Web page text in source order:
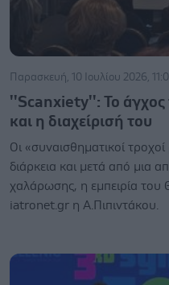
Παρασκευή, 10 Ιουλίου 2026,
''Scanxiety'': Το άγχος
και η διαχείρισή του
Οι «συναισθηματικοί
διάρκεια και μετά από μια
χαλάρωσης, η εμπειρία του
iatronet.gr η Α.Πιπιντάκου.